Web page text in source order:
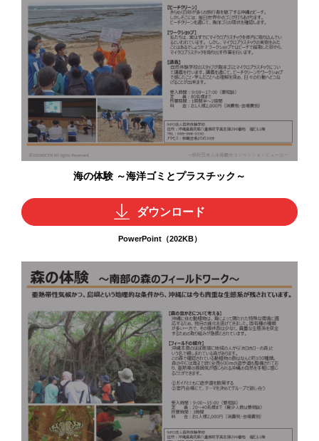
海の体験 ～海洋ゴミとプラスチック～
ダウンロード
PowerPoint（202KB）